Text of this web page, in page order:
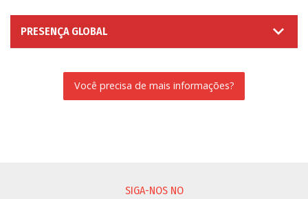
PRESENÇA GLOBAL
Você precisa de mais informações?
SIGA-NOS NO